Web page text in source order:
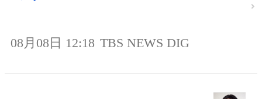
08月08日 12:18 TBS NEWS DIG